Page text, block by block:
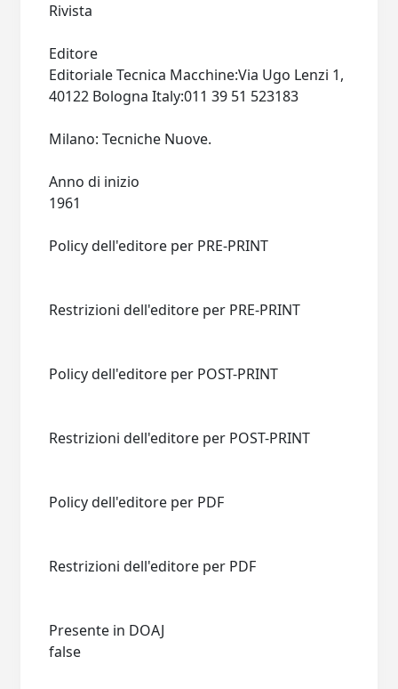
Rivista
Editore
Editoriale Tecnica Macchine:Via Ugo Lenzi 1,
40122 Bologna Italy:011 39 51 523183
Anno di inizio
Policy dell'editore per PRE-PRINT
Restrizioni dell'editore per PRE-PRINT
Policy dell'editore per POST-PRINT
Restrizioni dell'editore per POST-PRINT
Policy dell'editore per PDF
Restrizioni dell'editore per PDF
Presente in DOAJ